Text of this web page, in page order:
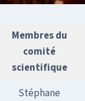
Membres du
comité
scientifique
Stéphane